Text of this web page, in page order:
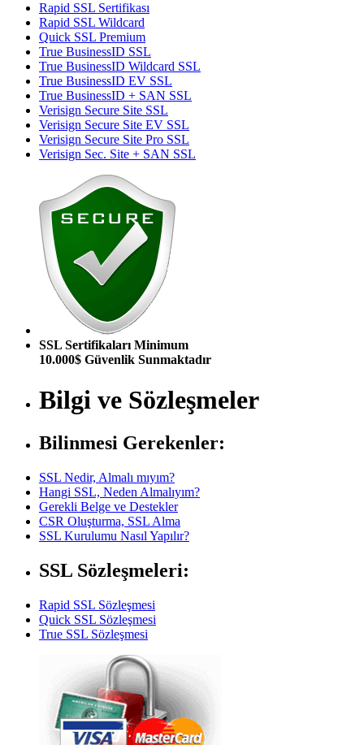
Rapid SSL Sertifikası
Rapid SSL Wildcard
Quick SSL Premium
True BusinessID SSL
True BusinessID Wildcard SSL
True BusinessID EV SSL
True BusinessID + SAN SSL
Verisign Secure Site SSL
Verisign Secure Site EV SSL
Verisign Secure Site Pro SSL
Verisign Sec. Site + SAN SSL
SSL Sertifikaları Minimum
10.000$ Güvenlik Sunmaktadır
Bilgi ve Sözleşmeler
Bilinmesi Gerekenler:
SSL Nedir, Almalı mıyım?
Hangi SSL, Neden Almalıyım?
Gerekli Belge ve Destekler
CSR Oluşturma, SSL Alma
SSL Kurulumu Nasıl Yapılır?
SSL Sözleşmeleri:
Rapid SSL Sözleşmesi
Quick SSL Sözleşmesi
True SSL Sözleşmesi